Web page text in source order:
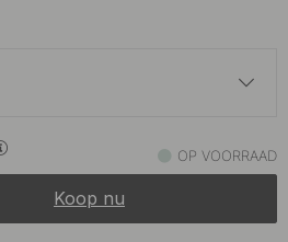
Op voorraad
Op voorraad
OP VOORRAAD
Koop nu